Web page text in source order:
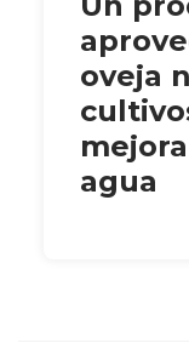
oveja
agua